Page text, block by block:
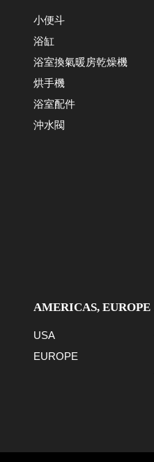
小便斗
浴缸
浴室換氣暖房乾燥機
烘手機
浴室配件
沖水閥
AMERICAS, EUROPE
USA
EUROPE